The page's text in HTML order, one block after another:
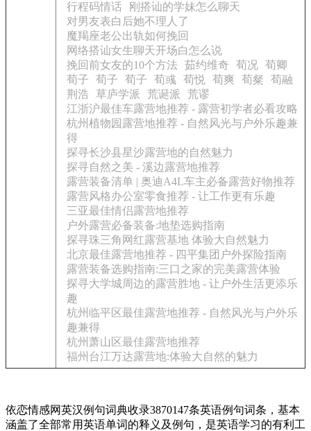
行程码情话
刚搭讪的学妹怎么聊天
对男友表白后她不理人了
魔羯座老公出轨如何挽回
网络搭讪女生聊天开场白怎么说
挽回前女友的10个方法 茹约维奇 荀况 荀卿
荀子
荀子 荀子 荀彧 荀悦 荀爽 荀粲
荀融
荆浩
草庐学派 荒诞派
荒谬
江浙沪最佳车露营地推荐 - 露营初学者必看攻略
杭州植物园露营地推荐 - 自然风光与户外乐趣兼
得
探寻长沙县星沙露营地的自然魅力
探寻自然之美 - 溪边露营地推荐
露营装备清单 | 奥迪A4L车主必备露营好物推荐
露营风格办公室零食推荐 - 让工作更有乐趣
三亚最佳情侣露营地推荐
户外露营必备装备:地垫选购指南
探寻珠三角网红露营基地 体验大自然魅力
北京最佳露营地推荐 - 四平集团户外探险指南
露营装备选购指南:三口之家的完美露营体验
探寻大学城周边的露营胜地 - 让户外生活更添乐
趣
杭州临平区最佳露营地推荐 - 自然风光与户外乐
趣兼得
杭州萧山区最佳露营地推荐
福州台江万达露营地:体验大自然的魅力
依恋情感网英汉例句词典收录3870147条英语例句词条，基本
涵盖了全部常用英语单词的释义及例句，是英语学习的有利工